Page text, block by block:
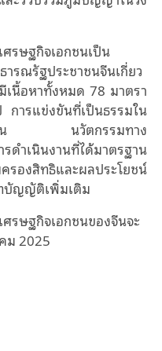
ศรษฐกิจเอกชนเป็น
รณรัฐประชาชนจีนเกี่ยว
นื้อหาทั้งหมด 78 มาตรา
ารแข่งขันที่เป็นธรรมใน
รเงิน นวัตกรรมทาง
ดําเนินงานที่ได้มาตรฐาน
รองสิทธิและผลประโยชน์
บัญญัติเพิ่มเติม
รษฐกิจเอกชนของจีนจะ
ม 2025